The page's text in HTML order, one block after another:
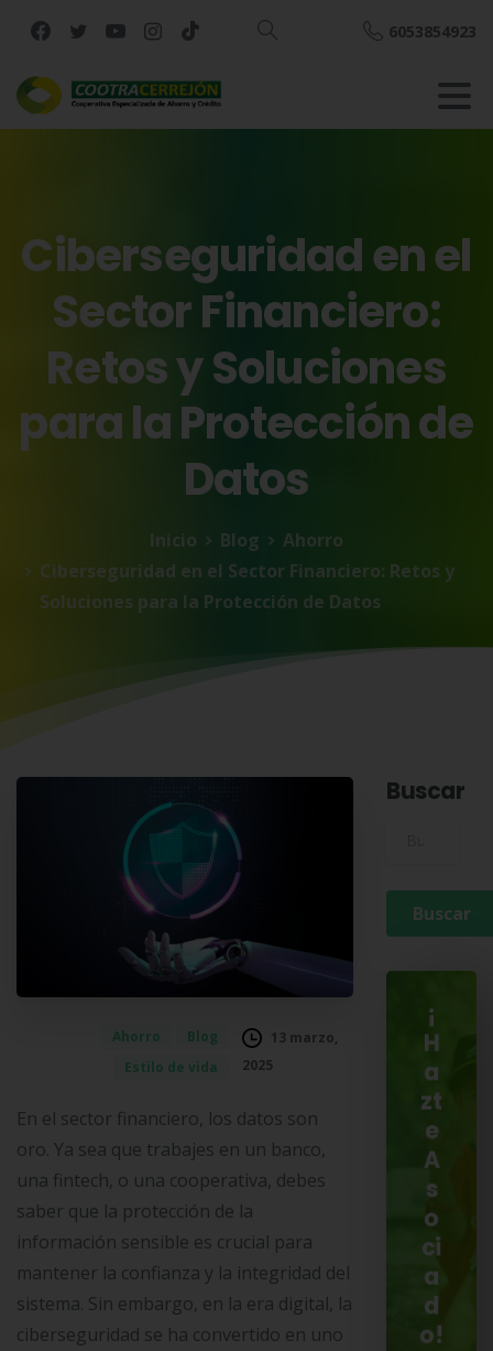
Buscar
6053854923
Ciberseguridadenel
SectorFinanciero:
RetosySoluciones
paralaProtecciónde
Datos
Inicio Blog
Ahorro
Ciberseguridad en el Sector Financiero: Retos y
Soluciones para la Protección de Datos
Ahorro
Blog
Estilo de vida
13 marzo,
2025
En el sector financiero, los datos son
oro. Ya sea que trabajes en un banco,
una fintech, o una cooperativa, debes
saber que la protección de la
información sensible es crucial para
mantener la confianza y la integridad del
sistema. Sin embargo, en la era digital, la
ciberseguridad se ha convertido en uno
Buscar
¡
H
a
zt
e
A
s
o
ci
a
d
o!